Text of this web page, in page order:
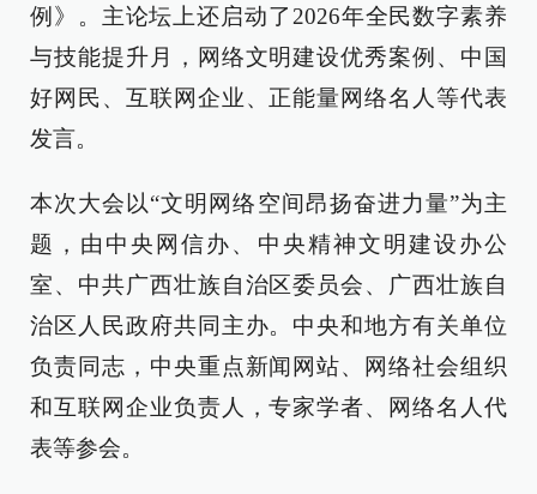
例》。主论坛上还启动了2026年全民数字素养
与技能提升月，网络文明建设优秀案例、中国
好网民、互联网企业、正能量网络名人等代表
发言。
本次大会以“文明网络空间昂扬奋进力量”为主
题，由中央网信办、中央精神文明建设办公
室、中共广西壮族自治区委员会、广西壮族自
治区人民政府共同主办。中央和地方有关单位
负责同志，中央重点新闻网站、网络社会组织
和互联网企业负责人，专家学者、网络名人代
表等参会。